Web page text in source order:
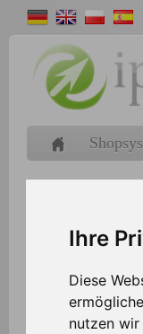
Ihre
Diese
nutzen wir
(m/
in